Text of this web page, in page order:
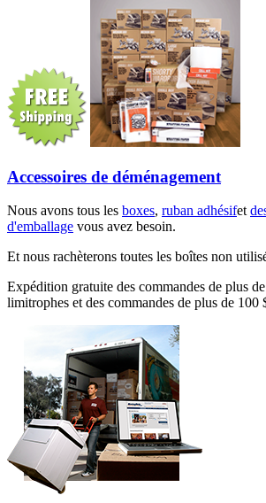
Accessoires de déménagement
Nous avons tous les boxes, ruban adhésifet
d'emballage vous avez besoin.
Et nous rachèterons toutes les boîtes non
Expédition gratuite des commandes de plus
limitrophes et des commandes de plus de 100